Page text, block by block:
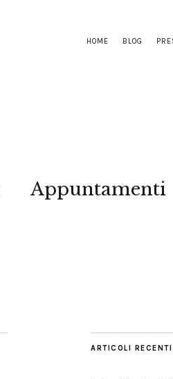
HOME BLOG
Appuntamenti
ARTICOLI RECENTI